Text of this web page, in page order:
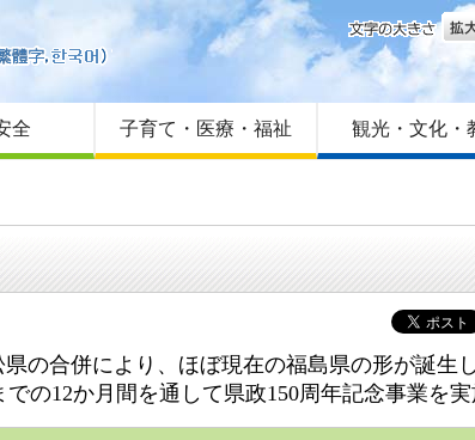
はじめての方へ
Foreign language
サイトマップ
文字
全 子育て・医療・福祉 観光・文化・
の合併により、ほぼ現在の福島県の形が誕生
の12か月間を通して県政150周年記念事業を